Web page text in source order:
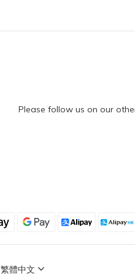
Please follow us on our
繁體中文